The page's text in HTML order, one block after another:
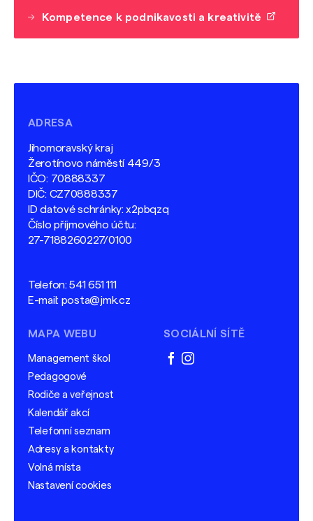
Kompetence k podnikavosti a kreativitě
ADRESA
Jihomoravský kraj
Žerotínovo náměstí 449/3
IČO: 70888337
DIČ: CZ70888337
ID datové schránky: x2pbqzq
Číslo příjmového účtu:
27-7188260227/0100
Telefon:541 651 111
E-mail: posta@jmk.cz
MAPA WEBU
Management škol
Pedagogové
Rodiče a veřejnost
Kalendář akcí
Telefonní seznam
Adresy a kontakty
Volná místa
Nastavení cookies
SOCIÁLNÍ SÍTĚ
facebook
instagram